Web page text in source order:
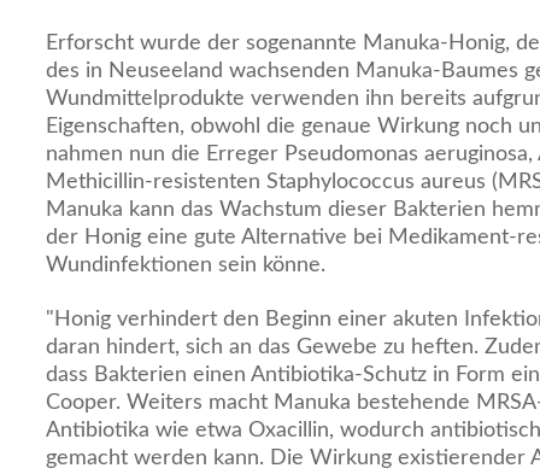
Erforscht wurde der sogenannte Manuka-Honig,
des in Neuseeland wachsenden Manuka-Baumes
Wundmittelprodukte verwenden ihn bereits
Eigenschaften, obwohl die genaue Wirkung noch
nahmen nun die Erreger Pseudomonas
Methicillin-resistenten Staphylococcus aureus
Manuka kann das Wachstum dieser Bakterien
der Honig eine gute Alternative bei Medikament-
Wundinfektionen sein könne.
"Honig verhindert den Beginn einer akuten
daran hindert, sich an das Gewebe zu heften.
dass Bakterien einen Antibiotika-Schutz in Form
Cooper. Weiters macht Manuka bestehende
Antibiotika wie etwa Oxacillin, wodurch
gemacht werden kann. Die Wirkung existierender